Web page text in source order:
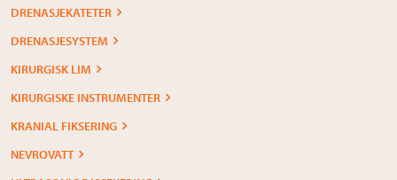
DRENASJEKATETER
DRENASJESYSTEM
KIRURGISK LIM
KIRURGISKE INSTRUMENTER
KRANIAL FIKSERING
NEVROVATT